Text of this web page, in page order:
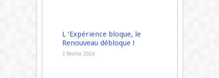
L ‘Expérience bloque, le
Renouveau débloque !
3 février 2026